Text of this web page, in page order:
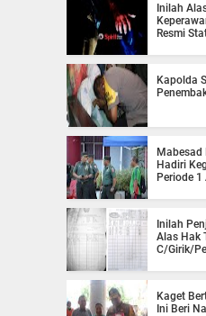
Inilah
Resmi
Kapolda
Mabesad
Hadiri
Periode 1
Inilah
Alas Hak
C/Girik/
Kaget
Ini Beri